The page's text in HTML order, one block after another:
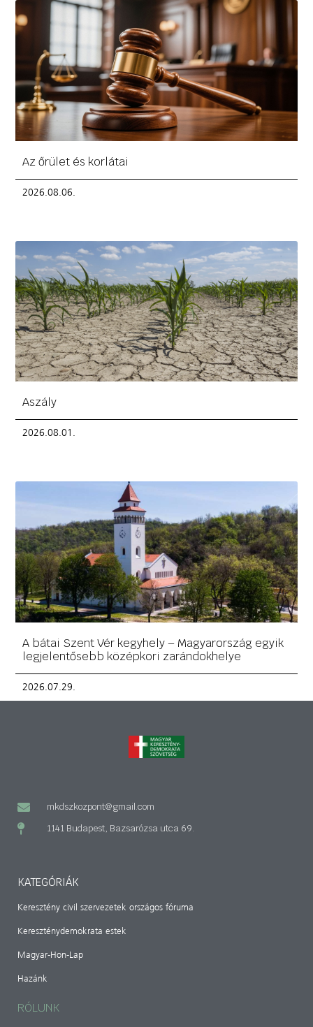
Az őrület és korlátai
2026.08.06.
Aszály
2026.08.01.
A bátai Szent Vér kegyhely – Magyarország egyik
legjelentősebb középkori zarándokhelye
2026.07.29.
mkdszkozpont@gmail.com
1141 Budapest, Bazsarózsa utca 69.
KATEGÓRIÁK
Keresztény civil szervezetek országos fóruma
Kereszténydemokrata estek
Magyar-Hon-Lap
Hazánk
RÓLUNK